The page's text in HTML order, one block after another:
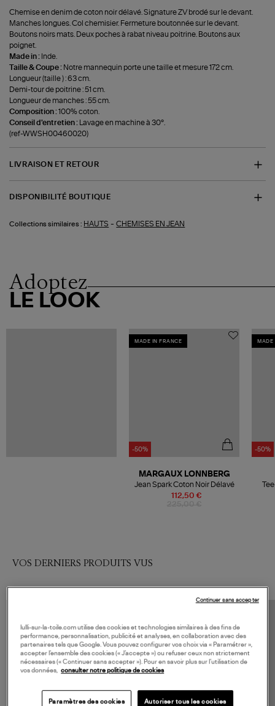
Chemise en denim de coton noir délavé. Signature ZV brodé sur le devant.
Manches longues. Col chemisier. Fermeture boutonnée sur le devant.
Boutons noirs mats. Deux poches à rabat niveau poitrine. Boutons aux
poignet.
Made in : Inde.
Taille & Coupe : Notre mannequin porte une taille et mesure 172 cm.
Longueur (taille ) : 63 cm.
Demi-tour de poitrine : 51 cm.
Longueur de manches : 55 cm.
Composition :100% coton.
Conseil d'entretien :
Lavage en machine à 30°.
(ref-WWSH00460020)
LIVRAISON ET RETOUR
DISPONIBILITÉ BOUTIQUE
Collections similaires : HAUTS -CHEMISES EN JEAN
Adoptez
LE LOOK
MADE IN FRANCE
-50%
112,50 €
MARGAUX LONNBERG
Jean Spark Coton Noir Délavé
MADE
-50%
VOS DERNIERS PRODUITS VUS
lulli-sur-la-toile.com utilise des cookies et technologies similaires à des fins de
performance, personnalisation, publicité et analyses, en collaboration avec des
partenaires tels que Google. Vous pouvez configurer vos choix via « Paramétrer »,
accepter l’ensemble des cookies (« J’accepte ») ou refuser ceux non strictement
nécessaires (« Continuer sans accepter »). Pour en savoir plus sur l’utilisation de
vos données, consulter notre politique de cookies
Paramètres des cookies Autoriser tous les cookies
Continuer sans accepter